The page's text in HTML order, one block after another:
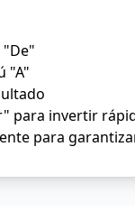
"De"
"A"
para invertir
para